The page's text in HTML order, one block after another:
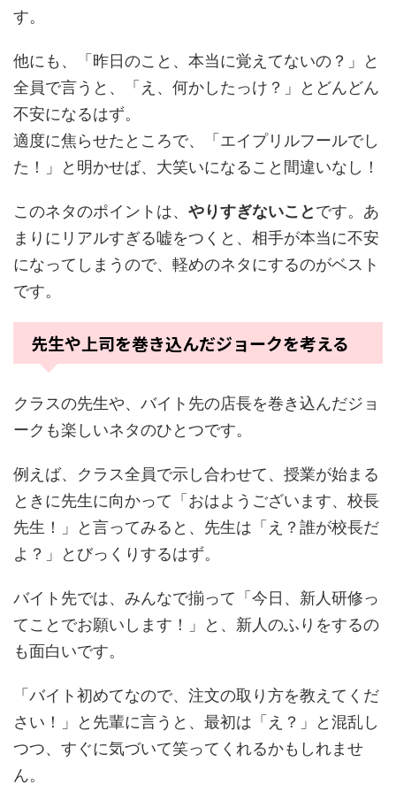
す。
他にも、「昨日のこと、本当に覚えてないの？」と
全員で言うと、「え、何かしたっけ？」とどんどん
不安になるはず。
適度に焦らせたところで、「エイプリルフールでし
た！」と明かせば、大笑いになること間違いなし！
このネタのポイントは、 やりすぎないことです。あ
まりにリアルすぎる嘘をつくと、相手が本当に不安
になってしまうので、軽めのネタにするのがベスト
です。
先生や上司を巻き込んだジョークを考える
クラスの先生や、バイト先の店長を巻き込んだジョ
ークも楽しいネタのひとつです。
例えば、クラス全員で示し合わせて、授業が始まる
ときに先生に向かって「おはようございます、校長
先生！」と言ってみると、先生は「え？誰が校長だ
よ？」とびっくりするはず。
バイト先では、みんなで揃って「今日、新人研修っ
てことでお願いします！」と、新人のふりをするの
も面白いです。
「バイト初めてなので、注文の取り方を教えてくだ
さい！」と先輩に言うと、最初は「え？」と混乱し
つつ、すぐに気づいて笑ってくれるかもしれませ
ん。